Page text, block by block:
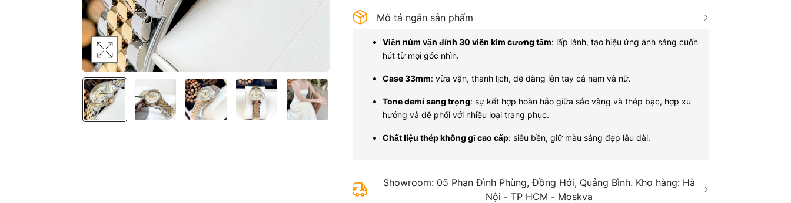
Mô tả ngắn sản phẩm
Viền núm vặn đính 30 viên kim cương tấm: lấp lánh, tạo hiệu ứng ánh sáng cuốn
hút từ mọi góc nhìn.
Case 33mm: vừa vặn, thanh lịch, dễ dàng lên tay cả nam và nữ.
Tone demi sang trọng: sự kết hợp hoàn hảo giữa sắc vàng và thép bạc, hợp xu
hướng và dễ phối với nhiều loại trang phục.
Chất liệu thép không gỉ cao cấp: siêu bền, giữ màu sáng đẹp lâu dài.
Showroom: 05 Phan Đình Phùng, Đồng Hới, Quảng Bình. Kho hàng: Hà
Nội - TP HCM - Moskva